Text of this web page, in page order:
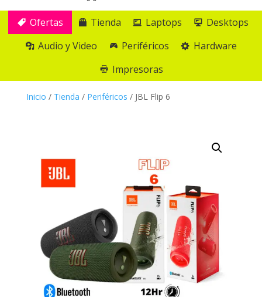
Ofertas Tienda Laptops
Desktops
Audio y Video
Periféricos
Hardware
Impresoras
Inicio / Tienda / Periféricos / JBL Flip 6